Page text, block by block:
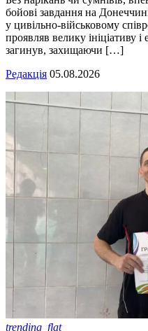
бойові завдання на
у цивільно-військовому
проявляв велику ініціативу
загинув, захищаючи […]
Редакція 05.08.2026
trending_flat